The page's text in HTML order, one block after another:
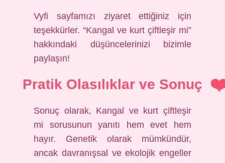
Vyfi sayfamızı ziyaret ettiğiniz için
teşekkürler. “Kangal ve kurt çiftleşir mi”
hakkındaki düşüncelerinizi bizimle
paylaşın!
Pratik Olasılıklar ve Sonuç
Sonuç olarak, Kangal ve kurt çiftleşir
mi sorusunun yanıtı hem evet hem
hayır. Genetik olarak mümkündür,
ancak davranışsal ve ekolojik engeller